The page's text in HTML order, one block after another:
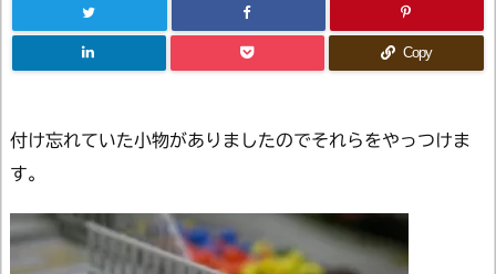
Copy
付け忘れていた小物がありましたのでそれらをやっつけま
す。